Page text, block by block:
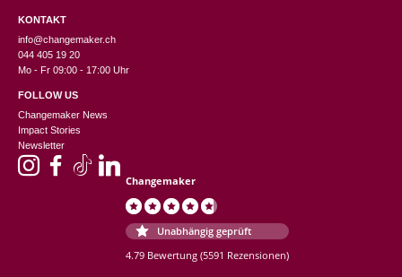
KONTAKT
info@changemaker.ch
044 405 19 20
Mo - Fr 09:00 - 17:00 Uhr
FOLLOW US
Changemaker News
Impact Stories
Newsletter
Changemaker
Unabhängig geprüft
4.79 Bewertung (5591 Rezensionen)